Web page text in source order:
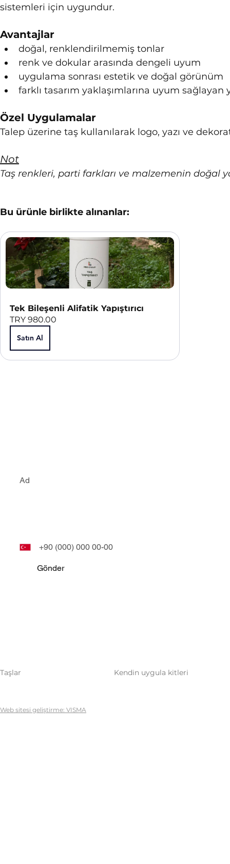
sistemleri için uygundur.
Avantajlar
doğal, renklendirilmemiş tonlar
renk ve dokular arasında dengeli uyum
uygulama sonrası estetik ve doğal görünüm
farklı tasarım yaklaşımlarına uyum sağlayan
Özel Uygulamalar
Talep üzerine taş kullanılarak logo, yazı ve
Not
Taş renkleri, parti farkları ve malzemenin doğal
Bu ürünle birlikte alınanlar:
Tek Bileşenli Alifatik Yapıştırıcı
TRY 980.00
Satın Al
Gönder
Taşlar Kendin uygula kitleri
Web sitesi geliştirme: VISMA